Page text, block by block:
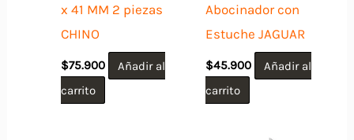
x 41 MM 2 piezas
CHINO
$75.900
Añadir al
carrito
Abocinador con
Estuche JAGUAR
$45.900
Añadir al
carrito